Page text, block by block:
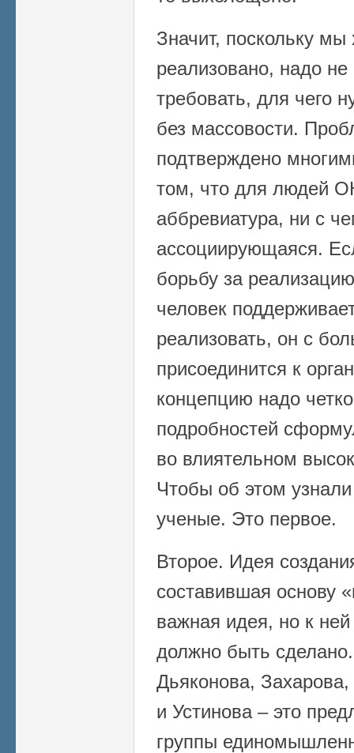
Значит, поскольку
реализовано, надо не
требовать, для чего
без массовости.
подтверждено
том, что для людей
аббревиатура, ни с
ассоциирующаяся.
борьбу за
человек
реализовать, он с
присоединится к
концепцию надо
подробностей
во влиятельном
Чтобы об этом
ученые. Это первое.
Второе. Идея
составившая основу
важная идея, но к
должно быть
Дьяконова,
и Устинова – это
группы